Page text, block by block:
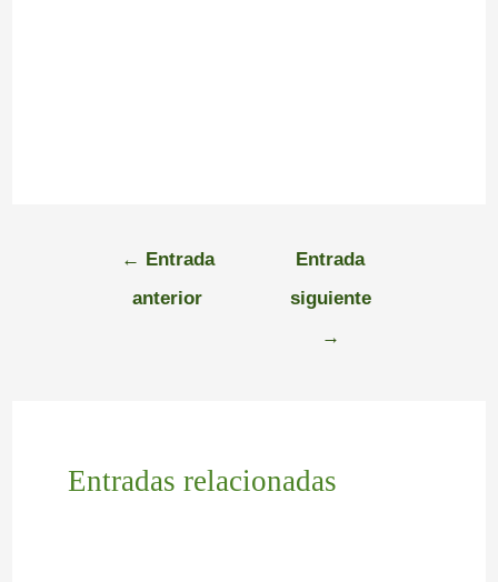
← Entrada
anterior
Entrada
siguiente
→
Entradas relacionadas